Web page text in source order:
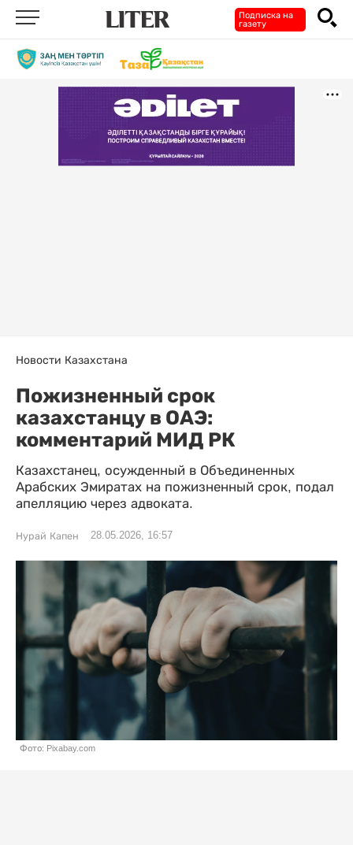
Подписка на
газету
Новости Казахстана
Пожизненный срок
казахстанцу в ОАЭ:
комментарий МИД РК
Казахстанец, осужденный в Объединенных
Арабских Эмиратах на пожизненный срок, подал
апелляцию через адвоката.
Нурай Капен 28.05.2026, 16:57
Фото: Pixabay.com